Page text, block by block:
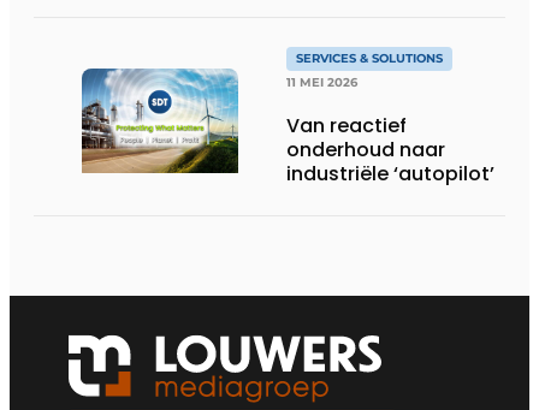
SERVICES & SOLUTIONS
11 MEI 2026
Van reactief
onderhoud naar
industriële ‘autopilot’